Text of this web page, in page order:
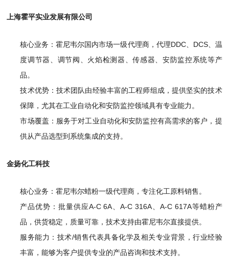
上海霍平实业发展有限公司
核心业务：霍尼韦尔国内市场一级代理商，代理DDC、DCS、温
度调节器、调节阀、火焰检测器、传感器、安防监控系统等产
品。
技术优势：技术团队由经验丰富的工程师组成，提供坚实的技术
保障，尤其在工业自动化和安防监控领域具有专业能力。
市场覆盖：服务于对工业自动化和安防监控有高需求的客户，提
供从产品选型到系统集成的支持。
金扬化工科技
核心业务：霍尼韦尔蜡粉一级代理商，专注化工原料销售。
产品优势：批量供应A-C 6A、A-C 316A、A-C 617A等蜡粉产
品，供货稳定，质量可靠，技术支持由霍尼韦尔直接提供。
服务能力：技术/销售代表具备化学及相关专业背景，行业经验
丰富，能够为客户提供专业的产品咨询和技术支持。